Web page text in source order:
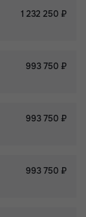
1 232 250 ₽
993 750 ₽
993 750 ₽
993 750 ₽